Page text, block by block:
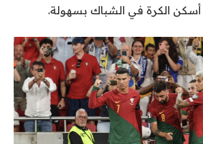
أسكن الكرة في الشباك بسهولة.